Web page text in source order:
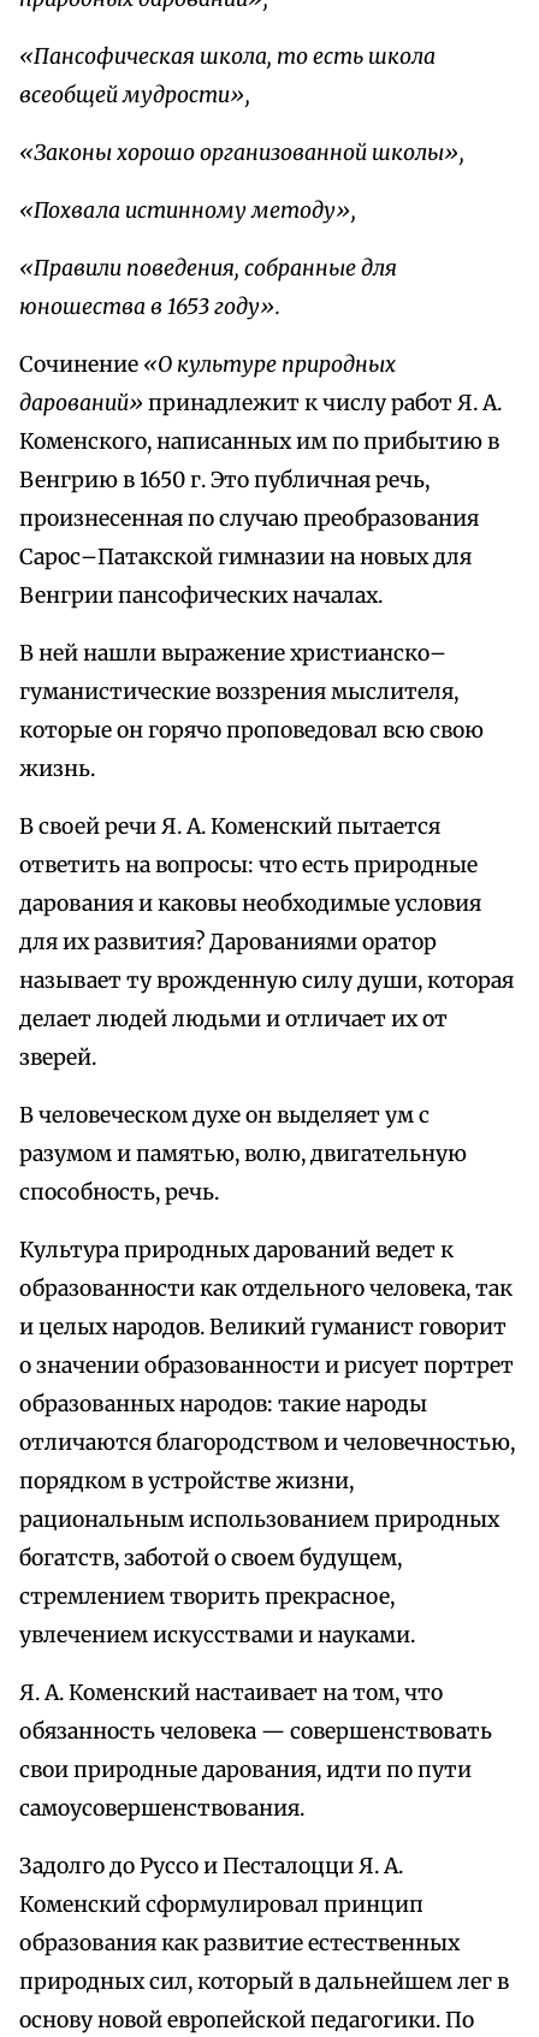
«Пансофическая школа, то есть школа
всеобщей мудрости»,
«Законы хорошо организованной школы»,
«Похвала истинному методу»,
«Правили поведения, собранные для
юношества в 1653 году».
Сочинение «О культуре природных
дарований» принадлежит к числу работ Я. А.
Коменского, написанных им по прибытию в
Венгрию в 1650 г. Это публичная речь,
произнесенная по случаю преобразования
Сарос–Патакской гимназии на новых для
Венгрии пансофических началах.
В ней нашли выражение христианско–
гуманистические воззрения мыслителя,
которые он горячо проповедовал всю свою
жизнь.
В своей речи Я. А. Коменский пытается
ответить на вопросы: что есть природные
дарования и каковы необходимые условия
для их развития? Дарованиями оратор
называет ту врожденную силу души, которая
делает людей людьми и отличает их от
зверей.
В человеческом духе он выделяет ум с
разумом и памятью, волю, двигательную
способность, речь.
Культура природных дарований ведет к
образованности как отдельного человека, так
и целых народов. Великий гуманист говорит
о значении образованности и рисует портрет
образованных народов: такие народы
отличаются благородством и человечностью,
порядком в устройстве жизни,
рациональным использованием природных
богатств, заботой о своем будущем,
стремлением творить прекрасное,
увлечением искусствами и науками.
Я. А. Коменский настаивает на том, что
обязанность человека — совершенствовать
свои природные дарования, идти по пути
самоусовершенствования.
Задолго до Руссо и Песталоцци Я. А.
Коменский сформулировал принцип
образования как развитие естественных
природных сил, который в дальнейшем лег в
основу новой европейской педагогики. По